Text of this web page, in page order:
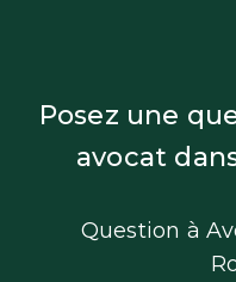
Posez une
avocat
Question à